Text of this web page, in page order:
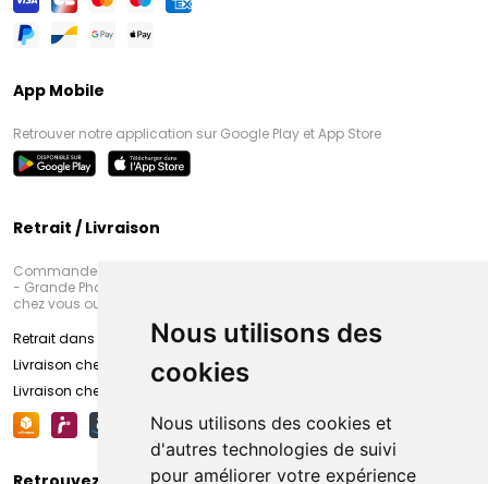
Nous utilisons des
cookies
Nous utilisons des cookies et
d'autres technologies de suivi
pour améliorer votre expérience
App Mobile
Retrouver notre application sur Google Play et App Store
Retrait / Livraison
Commandez en ligne et venez chercher votre commande à Amiens
- Grande Pharmacie d’Amiens (Fachon) ou recevez-là rapidement
chez vous ou en point retrait
Retrait dans la pharmacie d’Amiens
Livraison chez vous
Livraison chez votre commerçant